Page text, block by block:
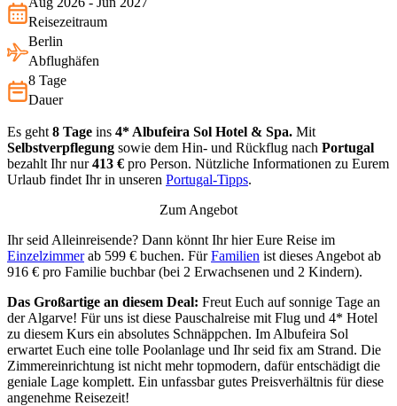
Reisezeitraum
Berlin
Abflughäfen
8 Tage
Dauer
Es geht 8 Tage ins 4* Albufeira Sol Hotel & Spa. Mit
Selbstverpflegung sowie dem Hin- und Rückflug nach Portugal
bezahlt Ihr nur413 € pro Person. Nützliche Informationen zu Eurem
Urlaub findet Ihr in unseren Portugal-Tipps.
Zum Angebot
Ihr seid Alleinreisende? Dann könnt Ihr hier Eure Reise im
Einzelzimmerab 599 € buchen. FürFamilien ist dieses Angebot ab
916 € pro Familie buchbar (bei 2 Erwachsenen und 2 Kindern).
Das Großartige an diesem Deal: Freut Euch auf sonnige Tage an
der Algarve! Für uns ist diese Pauschalreise mit Flug und 4* Hotel
zu diesem Kurs ein absolutes Schnäppchen. Im Albufeira Sol
erwartet Euch eine tolle Poolanlage und Ihr seid fix am Strand. Die
Zimmereinrichtung ist nicht mehr topmodern, dafür entschädigt die
geniale Lage komplett. Ein unfassbar gutes Preisverhältnis für diese
angenehme Reisezeit!